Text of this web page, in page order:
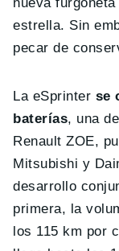
estrella. Sin
pecar de
La eSprinter se
baterías, una
Renault ZOE,
Mitsubishi y
desarrollo
primera, la
los 115 km por